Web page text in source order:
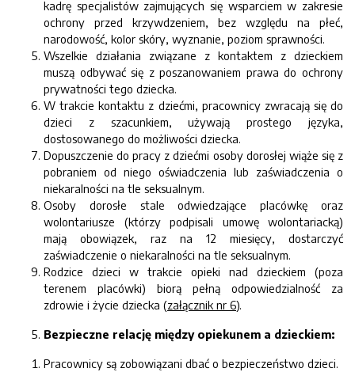
kadrę specjalistów zajmujących się wsparciem w zakresie
ochrony przed krzywdzeniem, bez względu na płeć,
narodowość, kolor skóry, wyznanie, poziom sprawności.
Wszelkie działania związane z kontaktem z dzieckiem
muszą odbywać się z poszanowaniem prawa do ochrony
prywatności tego dziecka.
W trakcie kontaktu z dziećmi, pracownicy zwracają się do
dzieci z szacunkiem, używają prostego języka,
dostosowanego do możliwości dziecka.
Dopuszczenie do pracy z dziećmi osoby dorosłej wiąże się z
pobraniem od niego oświadczenia lub zaświadczenia o
niekaralności na tle seksualnym.
Osoby dorosłe stale odwiedzające placówkę oraz
wolontariusze (którzy podpisali umowę wolontariacką)
mają obowiązek, raz na 12 miesięcy, dostarczyć
zaświadczenie o niekaralności na tle seksualnym.
Rodzice dzieci w trakcie opieki nad dzieckiem (poza
terenem placówki) biorą pełną odpowiedzialność za
zdrowie i życie dziecka (załącznik nr 6).
Bezpieczne relację między opiekunem a dzieckiem:
Pracownicy są zobowiązani dbać o bezpieczeństwo dzieci.